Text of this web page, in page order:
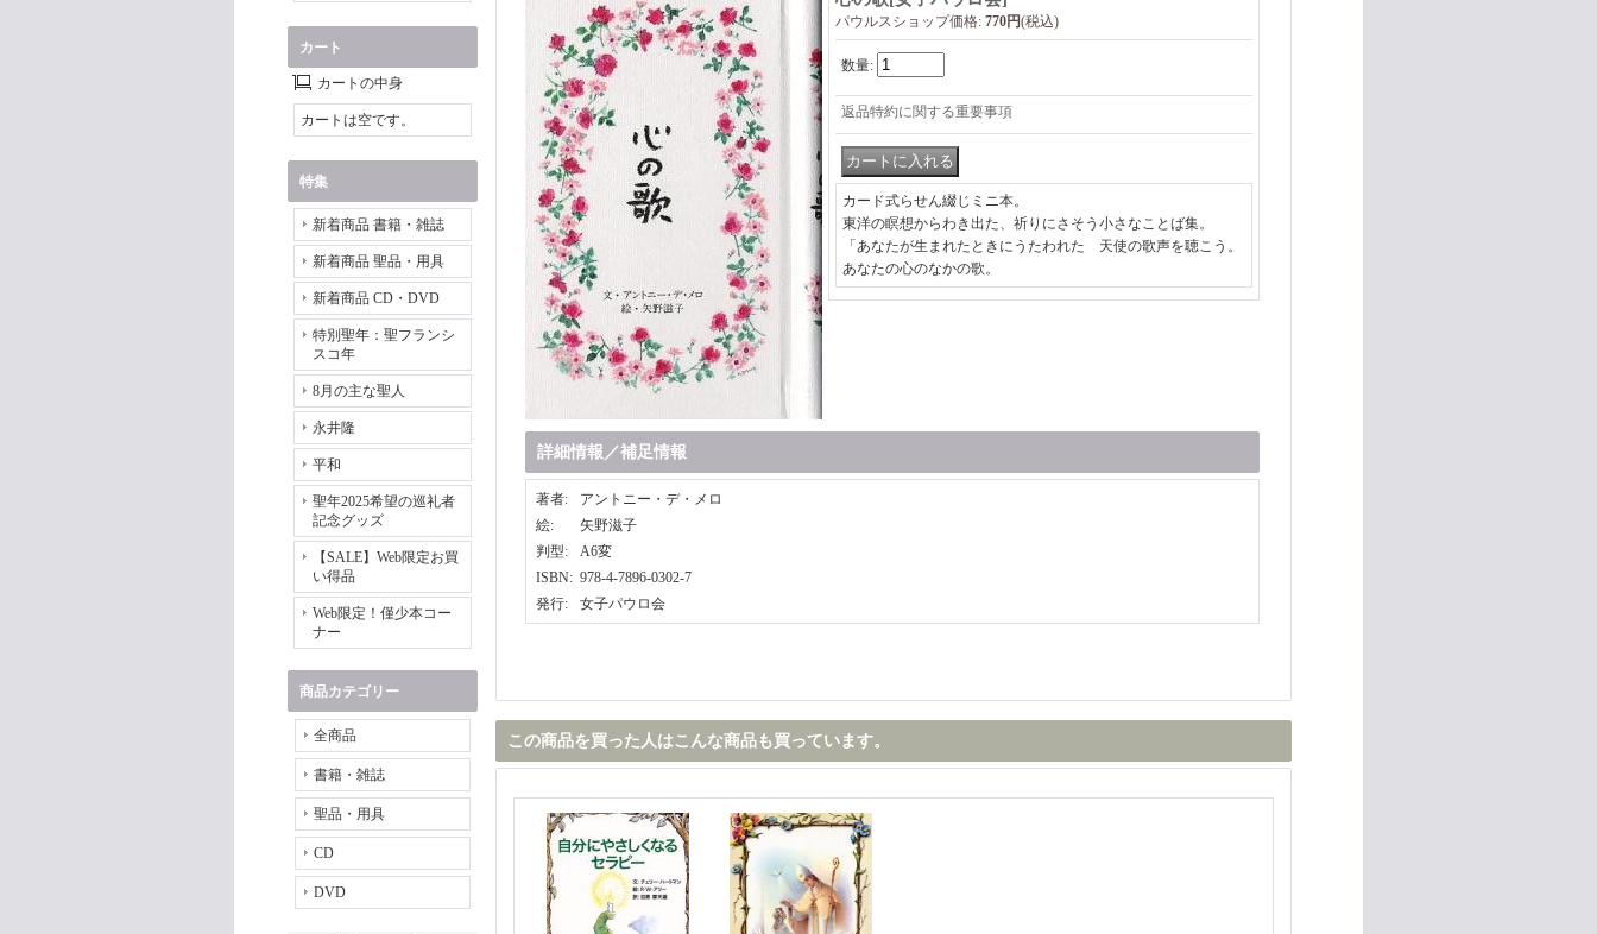
カート
カートの中身
カートは空です。
特集
新着商品 書籍・雑誌
新着商品 聖品・用具
新着商品 CD・DVD
特別聖年：聖フランシ
スコ年
8月の主な聖人
永井隆
平和
聖年2025希望の巡礼者
記念グッズ
【SALE】Web限定お買
い得品
Web限定！僅少本コー
ナー
商品カテゴリー
全商品
書籍・雑誌
聖品・用具
CD
DVD
パウルスショップ価格: 770円(税込)
数量:
返品特約に関する重要事項
カード式らせん綴じミニ本。
東洋の瞑想からわき出た、祈りにさそう小さなことば集。
「あなたが生まれたときにうたわれた 天使の歌声を聴こう。
あなたの心のなかの歌。
詳細情報／補足情報
著者:
アントニー・デ・メロ
絵:
矢野滋子
判型:
A6変
ISBN: 978-4-7896-0302-7
発行: 女子パウロ会
この商品を買った人はこんな商品も買っています。